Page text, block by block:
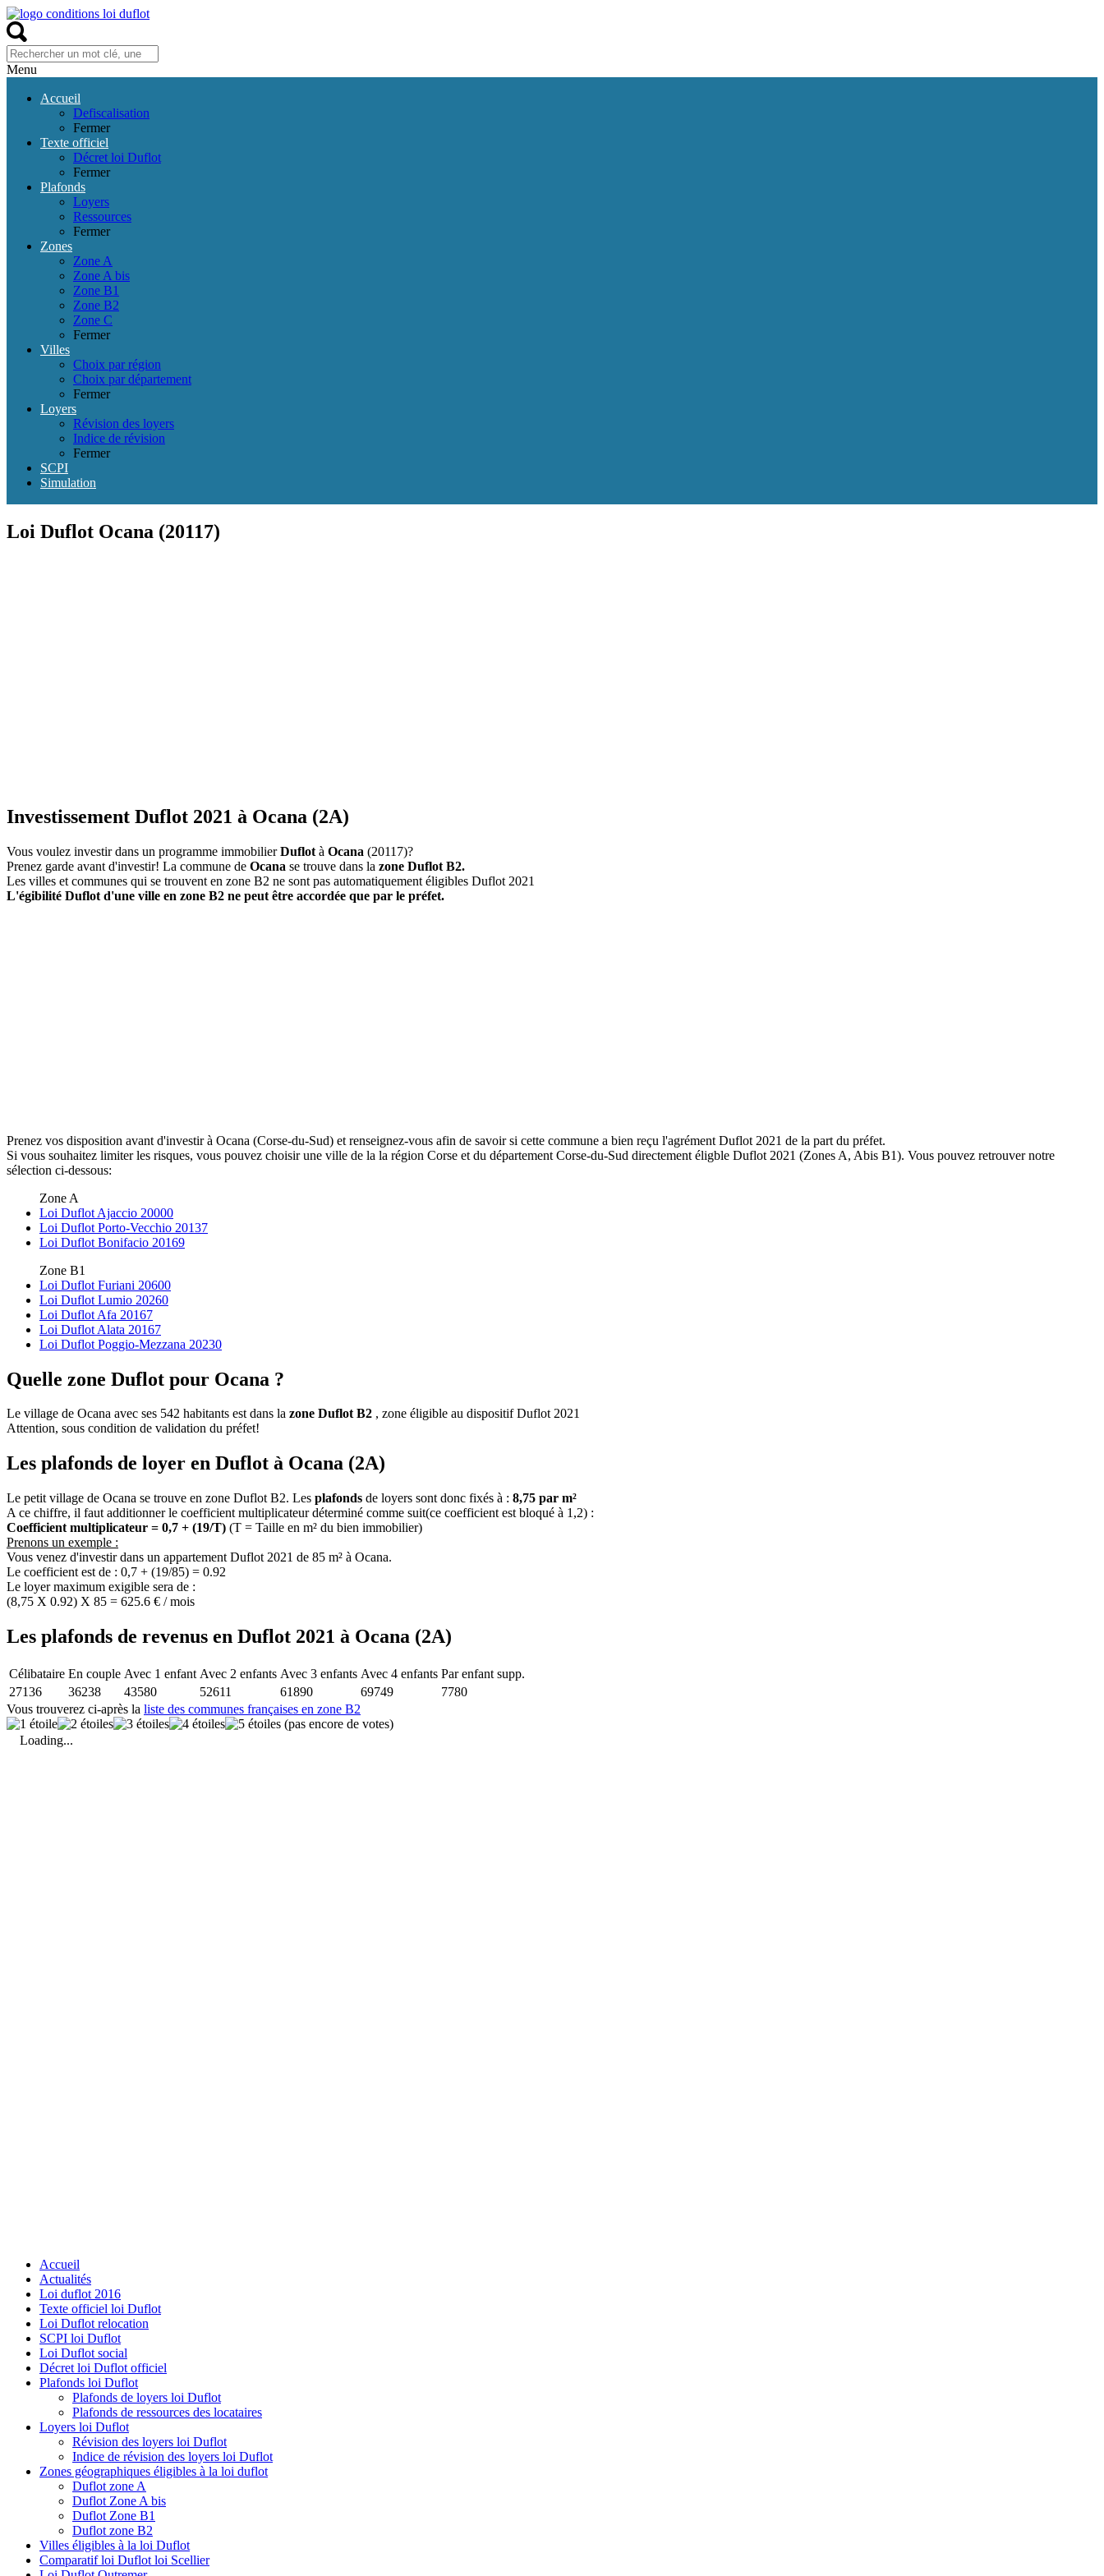
Menu
Accueil
Defiscalisation
Fermer
Texte officiel
Décret loi Duflot
Fermer
Plafonds
Loyers
Ressources
Fermer
Zones
Zone A
Zone A bis
Zone B1
Zone B2
Zone C
Fermer
Villes
Choix par région
Choix par département
Fermer
Loyers
Révision des loyers
Indice de révision
Fermer
SCPI
Simulation
Loi Duflot Ocana (20117)
Investissement Duflot 2021 à Ocana (2A)
Vous voulez investir dans un programme immobilierDuflot à Ocana (20117)?
Prenez garde avant d'investir! La commune de Ocana se trouve dans la zone Duflot B2.
Les villes et communes qui se trouvent en zone B2 ne sont pas automatiquement éligibles Duflot 2021
L'égibilité Duflot d'une ville en zone B2 ne peut être accordée que par le préfet.
Prenez vos disposition avant d'investir à Ocana (Corse-du-Sud) et renseignez-vous afin de savoir si cette commune a bien reçu l'agrément Duflot 2021 de la part du préfet.
Si vous souhaitez limiter les risques, vous pouvez choisir une ville de la la région Corse et du département Corse-du-Sud directement éligble Duflot 2021 (Zones A, Abis B1). Vous pouvez retrouver notre
sélection ci-dessous:
Zone A
Loi Duflot Ajaccio 20000
Loi Duflot Porto-Vecchio 20137
Loi Duflot Bonifacio 20169
Zone B1
Loi Duflot Furiani 20600
Loi Duflot Lumio 20260
Loi Duflot Afa 20167
Loi Duflot Alata 20167
Loi Duflot Poggio-Mezzana 20230
Quelle zone Duflot pour Ocana ?
Le village de Ocana avec ses 542 habitants est dans la zone Duflot B2 , zone éligible au dispositif Duflot 2021
Attention, sous condition de validation du préfet!
Les plafonds de loyer en Duflot à Ocana (2A)
Le petit village de Ocana se trouve en zone Duflot B2. Les plafonds de loyers sont donc fixés à : 8,75 par m²
A ce chiffre, il faut additionner le coefficient multiplicateur déterminé comme suit(ce coefficient est bloqué à 1,2) :
Coefficient multiplicateur = 0,7 + (19/T) (T = Taille en m² du bien immobilier)
Prenons un exemple :
Vous venez d'investir dans un appartement Duflot 2021 de 85 m² à Ocana.
Le coefficient est de : 0,7 + (19/85) = 0.92
Le loyer maximum exigible sera de :
(8,75 X 0.92) X 85 = 625.6 € / mois
Les plafonds de revenus en Duflot 2021 à Ocana (2A)
Célibataire En couple Avec 1 enfant Avec 2 enfants Avec 3 enfants Avec 4 enfants Par enfant supp.
27136
36238 43580 52611 61890 69749
7780
Vous trouverez ci-après la liste des communes françaises en zone B2
(pas encore de votes)
Loading...
Accueil
Actualités
Loi duflot 2016
Texte officiel loi Duflot
Loi Duflot relocation
SCPI loi Duflot
Loi Duflot social
Décret loi Duflot officiel
Plafonds loi Duflot
Plafonds de loyers loi Duflot
Plafonds de ressources des locataires
Loyers loi Duflot
Révision des loyers loi Duflot
Indice de révision des loyers loi Duflot
Zones géographiques éligibles à la loi duflot
Duflot zone A
Duflot Zone A bis
Duflot Zone B1
Duflot zone B2
Villes éligibles à la loi Duflot
Comparatif loi Duflot loi Scellier